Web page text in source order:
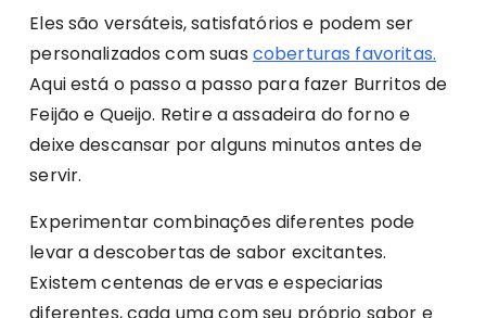
Eles são versáteis, satisfatórios e podem ser
personalizados com suas coberturas favoritas.
Aqui está o passo a passo para fazer Burritos de
Feijão e Queijo. Retire a assadeira do forno e
deixe descansar por alguns minutos antes de
servir.
Experimentar combinações diferentes pode
levar a descobertas de sabor excitantes.
Existem centenas de ervas e especiarias